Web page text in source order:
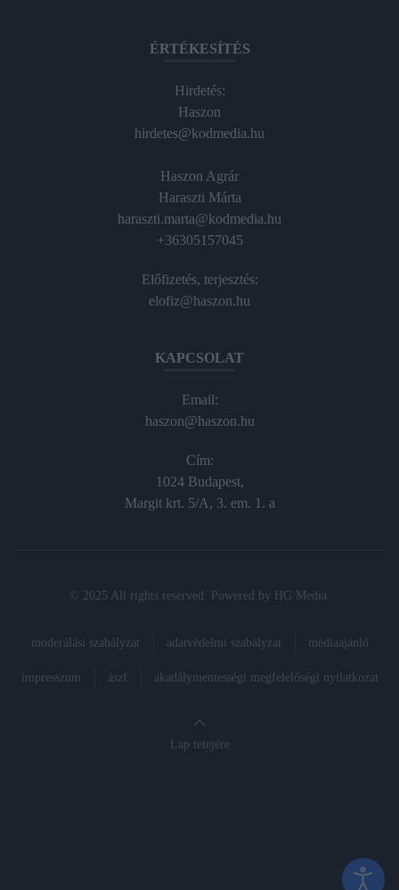
ÉRTÉKESÍTÉS
Hirdetés:
Haszon
hirdetes@kodmedia.hu
Haszon Agrár
Haraszti Márta
haraszti.marta@kodmedia.hu
+36305157045
Előfizetés, terjesztés:
elofiz@haszon.hu
KAPCSOLAT
Email:
haszon@haszon.hu
Cím:
1024 Budapest,
Margit krt. 5/A, 3. em. 1. a
© 2025 All rights reserved. Powered by HG Media
moderálási szabályzat adatvédelmi szabályzat médiaajánló
impresszum ászf akadálymentességi megfelelőségi nyilatkozat
Lap tetejére